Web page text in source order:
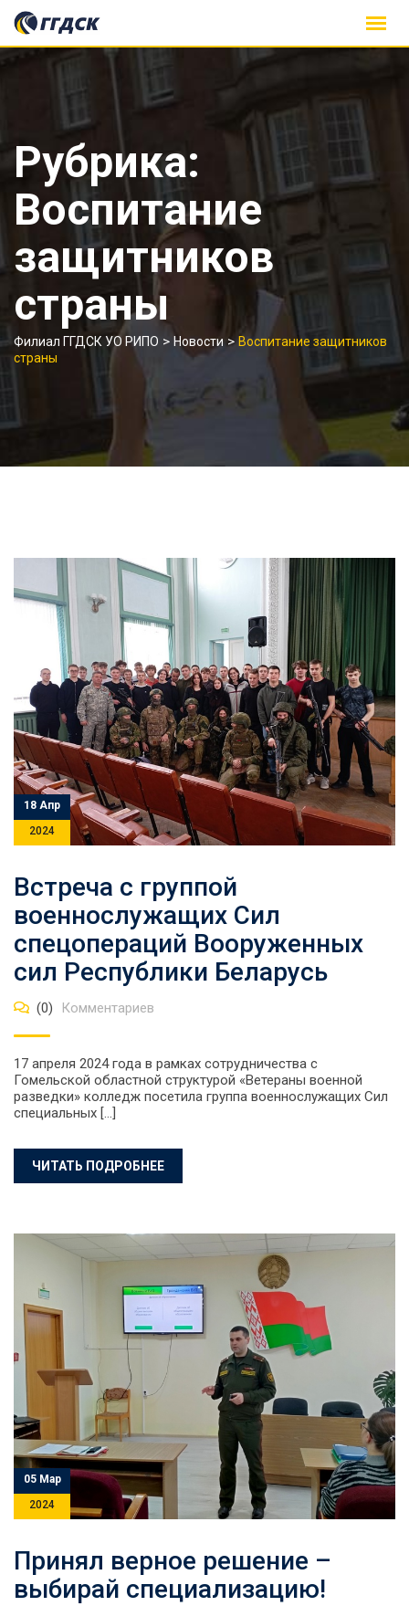
Skip
content
Рубрика:
Воспитание
защитников
страны
Филиал ГГДСК УО РИПО > Новости >Воспитание защитников
страны
18 Апр
2024
Встреча с группой
военнослужащих Сил
спецопераций Вооруженных
сил Республики Беларусь
(0) Комментариев
17 апреля 2024 года в рамках сотрудничества с
Гомельской областной структурой «Ветераны военной
разведки» колледж посетила группа военнослужащих Сил
специальных […]
ЧИТАТЬ ПОДРОБНЕЕ
05 Мар
2024
Принял верное решение –
выбирай специализацию!